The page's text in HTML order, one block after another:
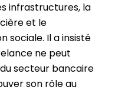
infrastructures, la
et le
sociale. Il a insisté
ne peut
secteur bancaire
son rôle au